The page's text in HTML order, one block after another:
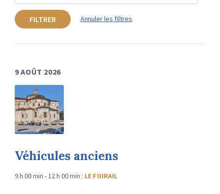
FILTRER Annuler les filtres
9 AOÛT 2026
Véhicules anciens
9 h 00 min - 12 h 00 min : LE FOIRAIL